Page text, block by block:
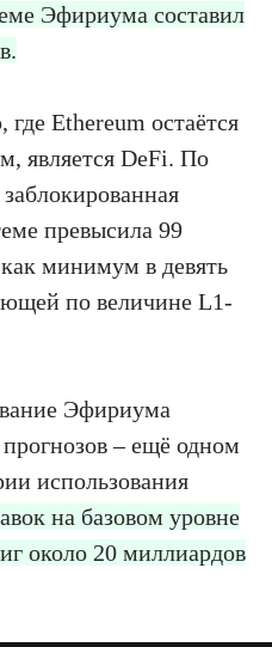
Эфириума составил
Ethereum остаётся
является DeFi. По
превысила 99
минимум в девять
по величине L1-
Эфириума
– ещё одном
использования
на базовом уровне
около 20 миллиардов